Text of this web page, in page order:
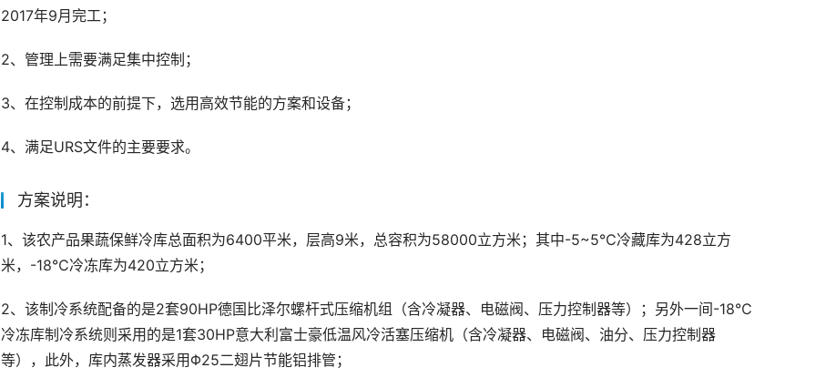
2017年9月完工；
2、管理上需要满足集中控制；
3、在控制成本的前提下，选用高效节能的方案和设备；
4、满足URS文件的主要要求。
方案说明：
1、该农产品果蔬保鲜冷库总面积为6400平米，层高9米，总容积为58000立方米；其中-5~5℃冷藏库为428立方
米，-18℃冷冻库为420立方米；
2、该制冷系统配备的是2套90HP德国比泽尔螺杆式压缩机组（含冷凝器、电磁阀、压力控制器等）；另外一间-18℃
冷冻库制冷系统则采用的是1套30HP意大利富士豪低温风冷活塞压缩机（含冷凝器、电磁阀、油分、压力控制器
等），此外，库内蒸发器采用Φ25二翅片节能铝排管；